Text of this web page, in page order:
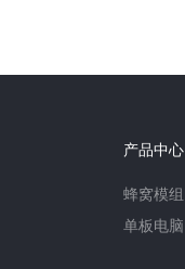
产品中心
蜂窝模组
单板电脑